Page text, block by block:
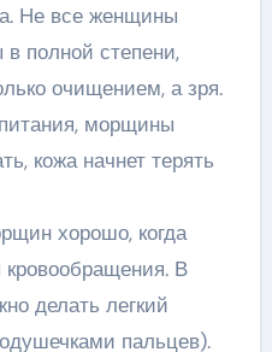
Не все женщины
полной степени,
очищением, а зря.
морщины
кожа начнет терять
хорошо, когда
В
делать легкий
пальцев).